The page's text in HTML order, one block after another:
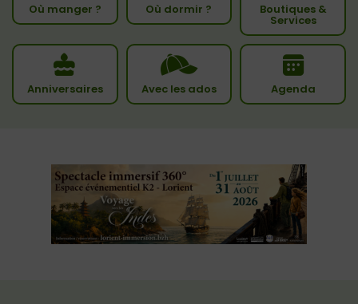
Où manger ? Où dormir ? Boutiques &
Services
Anniversaires Avec les ados Agenda